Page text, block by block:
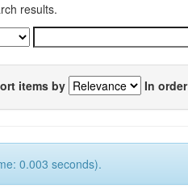
results.
items by In order
0.003 seconds).